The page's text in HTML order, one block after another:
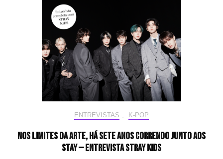
ENTREVISTAS , K-POP
Nos limites da arte, há sete anos correndo junto aos
STAY — Entrevista Stray Kids